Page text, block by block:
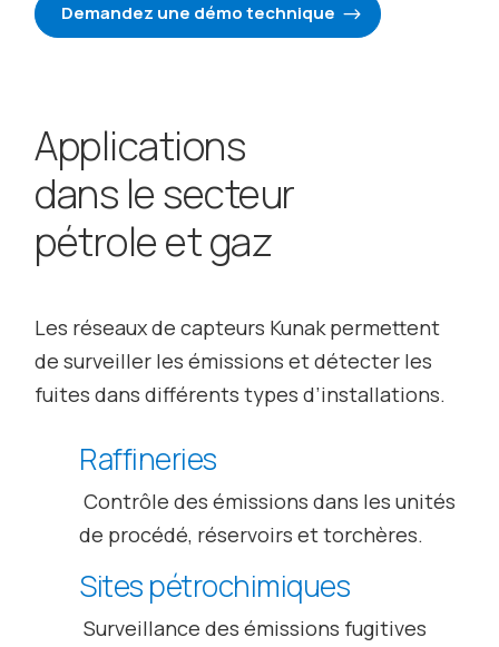
Demandez une démo technique
Applications
dans le secteur
pétrole et gaz
Les réseaux de capteurs Kunak permettent
de surveiller les émissions et détecter les
fuites dans différents types d’installations.
Raffineries
Contrôle des émissions dans les unités
de procédé, réservoirs et torchères.
Sites pétrochimiques
Surveillance des émissions fugitives